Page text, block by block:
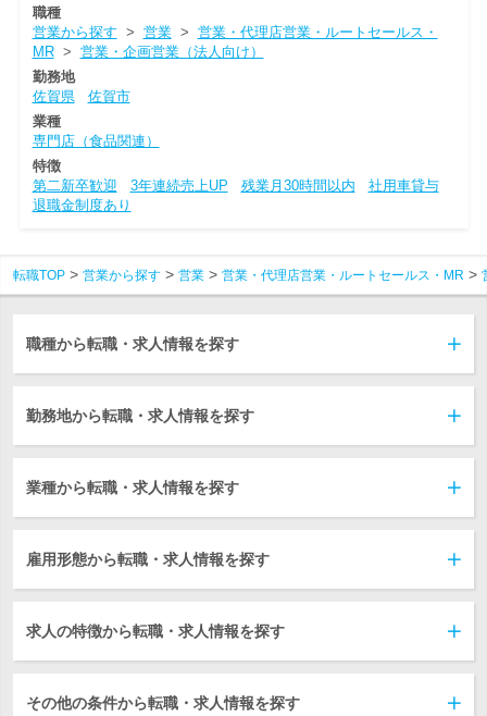
職種
営業から探す > 営業> 営業・代理店営業・ルートセールス・
MR> 営業・企画営業（法人向け）
勤務地
佐賀県
佐賀市
業種
専門店（食品関連）
特徴
第二新卒歓迎
3年連続売上UP 残業月30時間以内
社用車貸与
退職金制度あり
転職TOP 営業から探す 営業 営業・代理店営業・ルートセールス・MR
職種から転職・求人情報を探す
勤務地から転職・求人情報を探す
業種から転職・求人情報を探す
雇用形態から転職・求人情報を探す
求人の特徴から転職・求人情報を探す
その他の条件から転職・求人情報を探す